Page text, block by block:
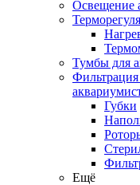
Освещение
Тумбы для
Фильтрация
Губки
Ещё